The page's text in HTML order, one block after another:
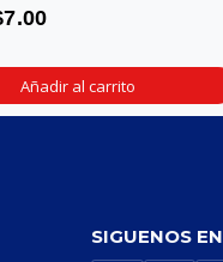
7.00
Añadir al carrito
SIGUENOS EN